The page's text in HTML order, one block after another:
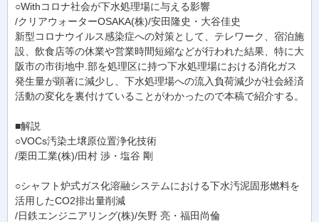
○Withコロナ社会が下水処理場に与える影響
/クリアウォーターOSAKA(株)/安田隆史・大谷佳史
新型コロナウイルス感染症への対策として、テレワーク、宿泊施
設、飲食店等の休業や営業時間短縮などが行われた結果、特に大
阪市の市街地中.部を処理区に持つ下水処理場における消化ガス
発生量が顕著に減少し、下水処理場への流入負荷減少が社会経済
活動の変化を裏付けていることがわかったので本稿で紹介する。
■解説
○VOCs汚染土壌原位置浄化技術
/栗田工業(株)/田村 渉・塩谷 剛
○シャフト炉式ガス化溶融システムにおける下水汚泥固形燃料を
活用したCO2排出量削減
/日鉄エンジニアリング(株)/矢野 亮・福田尚倫